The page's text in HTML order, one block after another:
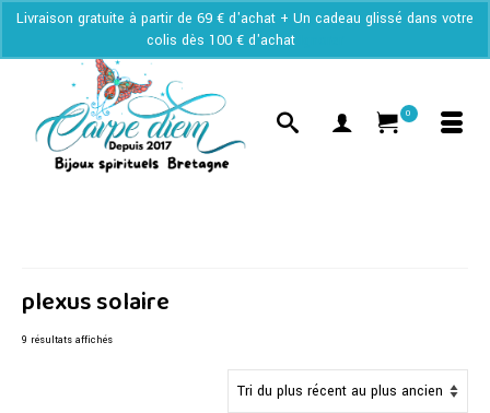
Livraison gratuite à partir de 69 € d'achat + Un cadeau glissé dans votre
colis dès 100 € d'achat
0
plexus solaire
9 résultats affichésTrié